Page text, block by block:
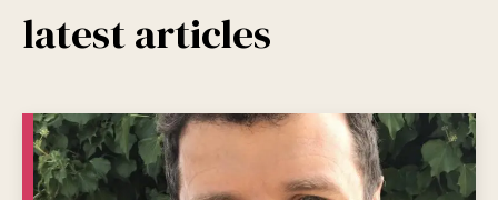
latest articles